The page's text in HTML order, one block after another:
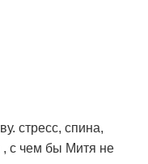
стресс, спина,
, с чем бы Митя не